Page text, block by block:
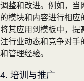
调整和改进。例如，当
的模块和内容进行相应
将其应用到模板中，提
注行业动态和竞争对
和管理经验。
4. 培训与推广